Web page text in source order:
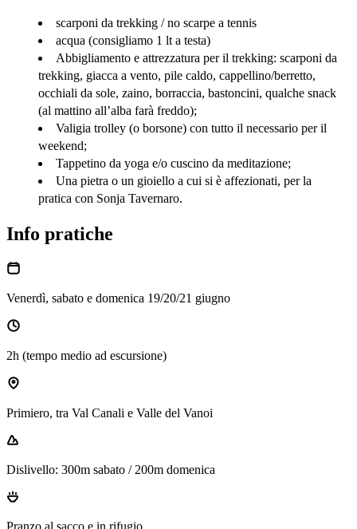
scarponi da trekking / no scarpe a tennis
acqua (consigliamo 1 lt a testa)
Abbigliamento e attrezzatura per il trekking: scarponi da
trekking, giacca a vento, pile caldo, cappellino/berretto,
occhiali da sole, zaino, borraccia, bastoncini, qualche snack
(al mattino all’alba farà freddo);
Valigia trolley (o borsone) con tutto il necessario per il
weekend;
Tappetino da yoga e/o cuscino da meditazione;
Una pietra o un gioiello a cui si è affezionati, per la
pratica con Sonja Tavernaro.
Info pratiche
Venerdì, sabato e domenica 19/20/21 giugno
2h (tempo medio ad escursione)
Primiero, tra Val Canali e Valle del Vanoi
Dislivello: 300m sabato / 200m domenica